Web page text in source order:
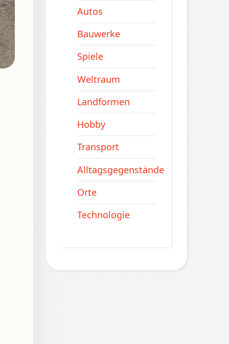
Autos
Bauwerke
Spiele
Weltraum
Landformen
Hobby
Transport
Alltagsgegenstände
Orte
Technologie